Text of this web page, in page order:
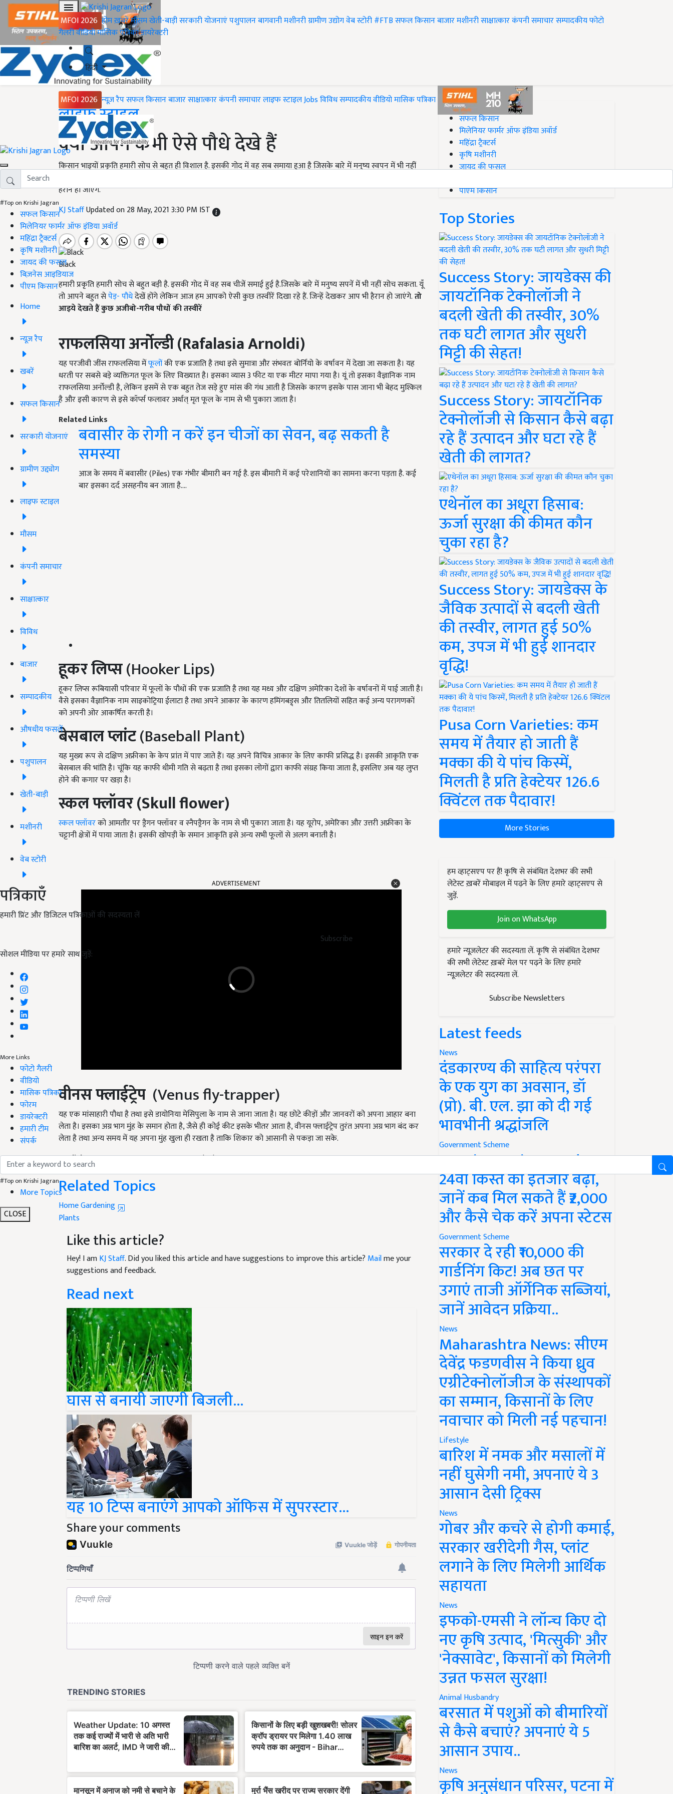
MFOI 2026 होमख़बरेंमौसमखेती-बाड़ीसरकारी योजनाएंपशुपालनबागवानीमशीनरीग्रामीण उद्योगवेब स्टोरी#FTBसफल किसानबाजारमशीनरीसाक्षात्कारकंपनी समाचारसम्पादकीयफोटो
गैलरीवीडियोमासिक पत्रिकाडायरेक्टरी
हिंदी
MFOI 2026 न्यूज़ रैपसफल किसानबाजारसाक्षात्कारकंपनी समाचारलाइफ स्टाइलJobsविविधसम्पादकीयवीडियोमासिक पत्रिका
#Top on Krishi Jagran
सफल किसान
मिलेनियर फार्मर ऑफ इंडिया अवॉर्ड
महिंद्रा ट्रैक्टर्स
कृषि मशीनरी
जायद की फसल
बिज़नेस आइडियाज
पीएम किसान
Home
न्यूज़ रैप
खबरें
सफल किसान
सरकारी योजनाएं
ग्रामीण उद्द्योग
लाइफ स्टाइल
मौसम
कंपनी समाचार
साक्षात्कार
विविध
बाजार
सम्पादकीय
औषधीय फसलें
पशुपालन
खेती-बाड़ी
मशीनरी
वेब स्टोरी
पत्रिकाएँ
हमारी प्रिंट और डिजिटल पत्रिकाओं की सदस्यता लें
Subscribe
सोशल मीडिया पर हमारे साथ जुड़ें:
More Links
फोटो गैलरी
वीडियो
मासिक पत्रिका
फोरम
डायरेक्टरी
हमारी टीम
संपर्क
#Top on Krishi Jagran
More Topics
CLOSE
Home
लाइफ स्टाइल
क्या आपने कभी ऐसे पौधे देखे हैं
किसान भाइयों प्रकृति हमारी सोच से बहुत ही विशाल है. इसकी गोद में वह सब समाया हुआ है जिसके बारे में मनुष्य स्वपन में भी नहीं
हैरान हो जाएंगे.
KJ StaffUpdated on 28 May, 2021 3:30 PM IST
Black
हमारी प्रकृति हमारी सोच से बहुत बड़ी है. इसकी गोद में वह सब चीजें समाई हुई है.जिसके बारे में मनुष्य सपनें में भी नहीं सोच सकता. यूँ
तो आपने बहुत सेपेड़- पौधेदेखें होंगे लेकिन आज हम आपको ऐसी कुछ तस्वीरें दिखा रहे हैं. जिन्हें देखकर आप भी हैरान हो जाएंगे.तो
आइये देखते हैं कुछ अजीबो-गरीब पौधों की तस्वीरें
राफलसिया अर्नोल्डी(Rafalasia Arnoldi)
यह परजीवी जींस राफलसिया मेंफूलोंकी एक प्रजाति है तथा इसे सुमात्रा और संभवतः बोर्नियो के वर्षावन में देखा जा सकता है। यह
धरती पर सबसे बड़े व्यक्तिगत फूल के लिए विख्यात है। इसका व्यास 3 फीट या एक मीटर मापा गया है। यूं तो इसका वैज्ञानिक नाम
राफलसिया अर्नोल्डी है, लेकिन इसमें से एक बहुत तेज सड़े हुए मांस की गंध आती है जिसके कारण इसके पास जाना भी बेहद मुश्किल
है और इसी कारण से इसे कॉर्प्स फलावर अर्थात् मृत फूल के नाम से भी पुकारा जाता है।
Related Links
बवासीर के रोगी न करें इन चीजों का सेवन, बढ़ सकती है
समस्या
आज के समय में बवासीर (Piles) एक गंभीर बीमारी बन गई है. इस बीमारी में कई परेशानियों का सामना करना पड़ता है. कई
बार इसका दर्द असहनीय बन जाता है.…
हूकर लिप्स(Hooker Lips)
हूकर लिप्स रूबियासी परिवार में फूलों के पौधों की एक प्रजाति है तथा यह मध्य और दक्षिण अमेरिका देशों के वर्षावनों में पाई जाती है।
वैसे इसका वैज्ञानिक नाम साइकोट्रिया ईलाटा है तथा अपने आकार के कारण हमिंगबड्र्स और तितलियों सहित कई अन्य परागणकों
को अपनी ओर आकर्षित करती है।
बेसबाल प्लांट(Baseball Plant)
यह मुख्य रूप से दक्षिण अफ्रीका के केप प्रांत में पाए जाते हैं। यह अपने विचित्र आकार के लिए काफी प्रसिद्ध है। इसकी आकृति एक
बेसबाल की भांति है। चूंकि यह काफी धीमी गति से बढ़ता है तथा इसका लोगों द्वारा काफी संग्रह किया जाता है, इसलिए अब यह लुप्त
होने की कगार पर खड़ा है।
स्कल फ्लॉवर (Skull flower)
स्कल फ्लॉवरको आमतौर पर ड्रैगन फ्लॉवर व स्नैपड्रैगन के नाम से भी पुकारा जाता है। यह यूरोप, अमेरिका और उत्तरी अफ्रीका के
चट्टानी क्षेत्रों में पाया जाता है। इसकी खोपड़ी के समान आकृति इसे अन्य सभी फूलों से अलग बनाती है।
वीनस फ्लाईट्रेप (Venus fly-trapper)
यह एक मांसाहारी पौधा है तथा इसे डायोनिया मेसिपुला के नाम से जाना जाता है। यह छोटे कीड़ों और जानवरों को अपना आहार बना
लेता है। इसका अग्र भाग मुंह के समान होता है, जैसे ही कोई कीट इसके भीतर आता है, वीनस फ्लाईट्रेप तुरंत अपना अग्र भाग बंद कर
लेता है तथा अन्य समय में यह अपना मुंह खुला ही रखता है ताकि शिकार को आसानी से पकड़ा जा सके.
Have you ever seen such plants ...
Published on:04 November 2017, 08:32 AM IST
Related Topics
Home Gardening
Plants
Like this article?
Hey! I amKJ Staff. Did you liked this article and have suggestions to improve this article?
suggestions and feedback.
Read next
घास से बनायी जाएगी बिजली...
यह 10 टिप्स बनाएंगे आपको ऑफिस में सुपरस्टार...
Share your comments
#Top on Krishi Jagran
सफल किसान
मिलेनियर फार्मर ऑफ इंडिया अवॉर्ड
महिंद्रा ट्रैक्टर्स
कृषि मशीनरी
जायद की फसल
पीएम किसान
Top Stories
Success Story: जायडेक्स की
जायटॉनिक टेक्नोलॉजी ने
बदली खेती की तस्वीर, 30%
तक घटी लागत और सुधरी
मिट्टी की सेहत!
Success Story: जायटॉनिक
टेक्नोलॉजी से किसान कैसे बढ़ा
रहे हैं उत्पादन और घटा रहे हैं
खेती की लागत?
एथेनॉल का अधूरा हिसाब:
ऊर्जा सुरक्षा की कीमत कौन
चुका रहा है?
Success Story: जायडेक्स के
जैविक उत्पादों से बदली खेती
की तस्वीर, लागत हुई 50%
कम, उपज में भी हुई शानदार
वृद्धि!
Pusa Corn Varieties: कम
समय में तैयार हो जाती हैं
मक्का की ये पांच किस्में,
मिलती है प्रति हेक्टेयर 126.6
क्विंटल तक पैदावार!
More Stories
हम व्हाट्सएप पर हैं! कृषि से संबंधित देशभर की सभी
लेटेस्ट ख़बरें मोबाइल में पढ़ने के लिए हमारे व्हाट्सएप से
जुड़ें.
Join on WhatsApp
हमारे न्यूज़लेटर की सदस्यता लें. कृषि से संबंधित देशभर
की सभी लेटेस्ट ख़बरें मेल पर पढ़ने के लिए हमारे
न्यूज़लेटर की सदस्यता लें.
Subscribe Newsletters
Latest feeds
News
दंडकारण्य की साहित्य परंपरा
के एक युग का अवसान, डॉ
(प्रो). बी. एल. झा को दी गई
भावभीनी श्रद्धांजलि
Government Scheme
PM Kisan Yojana Update:
24वीं किस्त का इंतजार बढ़ा,
जानें कब मिल सकते हैं ₹2,000
और कैसे चेक करें अपना स्टेटस
Government Scheme
सरकार दे रही ₹10,000 की
गार्डनिंग किट! अब छत पर
उगाएं ताजी ऑर्गेनिक सब्जियां,
जानें आवेदन प्रक्रिया..
News
Maharashtra News: सीएम
देवेंद्र फडणवीस ने किया ध्रुव
एग्रीटेक्नोलॉजीज के संस्थापकों
का सम्मान, किसानों के लिए
नवाचार को मिली नई पहचान!
Lifestyle
बारिश में नमक और मसालों में
नहीं घुसेगी नमी, अपनाएं ये 3
आसान देसी ट्रिक्स
News
गोबर और कचरे से होगी कमाई,
सरकार खरीदेगी गैस, प्लांट
लगाने के लिए मिलेगी आर्थिक
सहायता
News
इफको-एमसी ने लॉन्च किए दो
नए कृषि उत्पाद, 'मित्सुकी' और
'नेक्सावेट', किसानों को मिलेगी
उन्नत फसल सुरक्षा!
Animal Husbandry
बरसात में पशुओं को बीमारियों
से कैसे बचाएं? अपनाएं ये 5
आसान उपाय..
News
कृषि अनुसंधान परिसर, पटना में